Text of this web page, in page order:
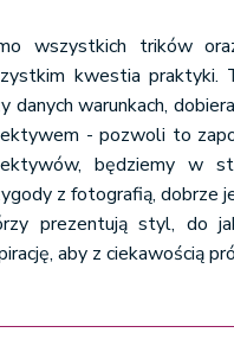
wszystkich trików
kwestia praktyki.
danych warunkach,
- pozwoli to
będziemy w
z fotografią, dobrze
prezentują styl, do
aby z ciekawością